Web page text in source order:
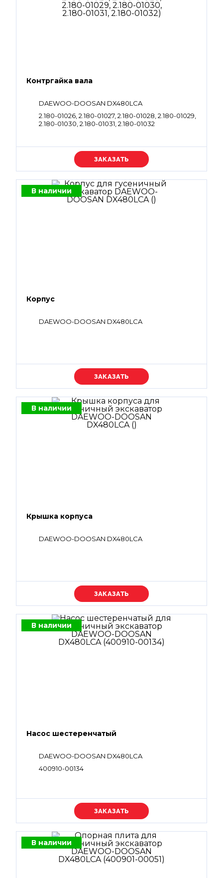
Контргайка вала
DAEWOO-DOOSAN DX480LCA
2.180-01026, 2.180-01027, 2.180-01028, 2.180-01029,
2.180-01030, 2.180-01031, 2.180-01032
Уточняйте цену
В наличии
Корпус
DAEWOO-DOOSAN DX480LCA
Уточняйте цену
В наличии
Крышка корпуса
DAEWOO-DOOSAN DX480LCA
Уточняйте цену
В наличии
Насос шестеренчатый
DAEWOO-DOOSAN DX480LCA
400910-00134
Уточняйте цену
В наличии